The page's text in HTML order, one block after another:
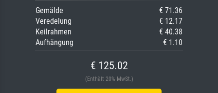
Gemälde
€ 71.36
Veredelung
€ 12.17
Keilrahmen
€ 40.38
Aufhängung
€ 1.10
€ 125.02
(Enthält 20% MwSt.)